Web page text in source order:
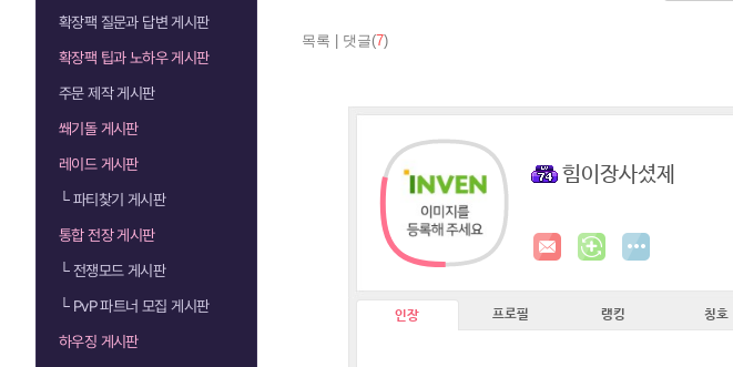
확장팩 질문과 답변 게시판
확장팩 팁과 노하우 게시판
주문 제작 게시판
쐐기돌 게시판
레이드 게시판
└파티찾기 게시판
통합 전장 게시판
└전쟁모드 게시판
└PvP 파트너 모집 게시판
하우징 게시판
목록 댓글(7)
힘이장사셨제
인장 프로필 랭킹 칭호